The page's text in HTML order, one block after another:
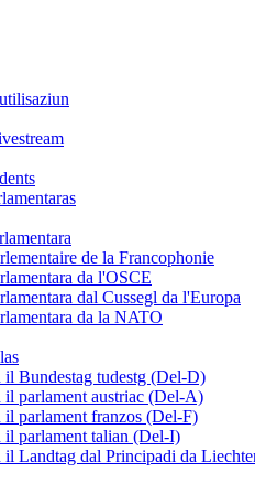
de la Francophonie
da l'OSCE
dal Cussegl da l'Europa
da la NATO
il Bundestag tudestg (Del-D)
il parlament austriac (Del-A)
il parlament franzos (Del-F)
il parlament talian (Del-I)
il Landtag dal Principadi da